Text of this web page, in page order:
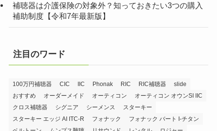
補聴器は介護保険の対象外？知っておきたい3つの購入
補助制度【令和7年最新版】
注目のワード
100万円補聴器 CIC IIC Phonak RIC RIC補聴器
slide
おすすめ
オーダーメイド オーティコン
オーティコン オウンSI IIC
クロス補聴器
シグニア シーメンス
スターキー
スターキー エッジ AI ITC-R
フォナック
フォナック バート I-チタン